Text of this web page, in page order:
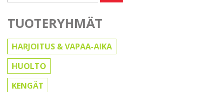
TUOTERYHMÄT
HARJOITUS & VAPAA-AIKA
HUOLTO
KENGÄT